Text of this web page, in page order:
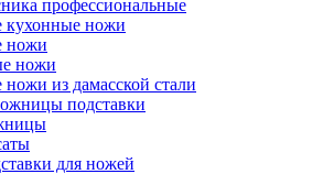
профессиональные
кухонные ножи
ножи
ножи
из дамасской стали
подставки
для ножей